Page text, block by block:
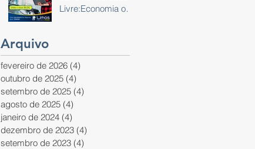
Livre:Economia ou
Arquivo
fevereiro de 2026 (4)
outubro de 2025 (4)
setembro de 2025 (4)
agosto de 2025 (4)
janeiro de 2024 (4)
dezembro de 2023 (4)
setembro de 2023 (4)